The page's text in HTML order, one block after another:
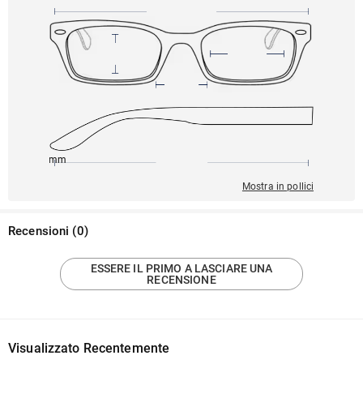
145mm
Mostra in pollici
Recensioni (0)
ESSERE IL PRIMO A LASCIARE UNA
RECENSIONE
Visualizzato Recentemente